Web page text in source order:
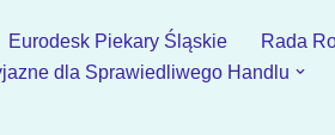
Eurodesk Piekary Śląskie Rada
dla Sprawiedliwego Handlu